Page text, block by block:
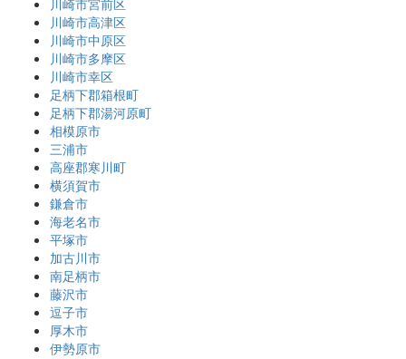
川崎市高津区
川崎市中原区
川崎市多摩区
川崎市幸区
足柄下郡箱根町
足柄下郡湯河原町
相模原市
三浦市
高座郡寒川町
横須賀市
鎌倉市
海老名市
平塚市
加古川市
南足柄市
藤沢市
逗子市
厚木市
伊勢原市